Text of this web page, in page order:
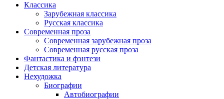
Классика
Зарубежная классика
Русская классика
Современная проза
Современная зарубежная проза
Современная русская проза
Фантастика и фэнтези
Детская литература
Нехудожка
Биографии
Автобиографии